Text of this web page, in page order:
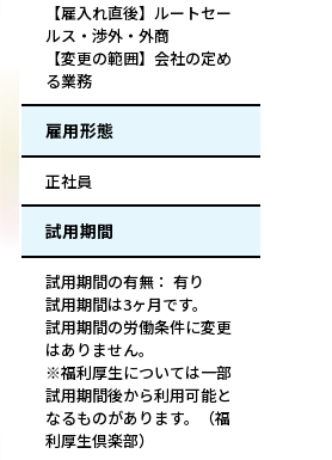
【雇入れ直後】ルートセー
ルス・渉外・外商
【変更の範囲】会社の定め
る業務
雇用形態
正社員
試用期間
試用期間の有無： 有り
試用期間は3ヶ月です。
試用期間の労働条件に変更
はありません。
※福利厚生については一部
試用期間後から利用可能と
なるものがあります。（福
利厚生倶楽部）